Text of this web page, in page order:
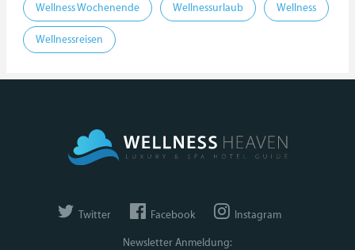
Wellness Wochenende Wellnessurlaub Wellness
Wellnessreisen
Twitter Facebook Instagram
Newsletter Anmeldung: